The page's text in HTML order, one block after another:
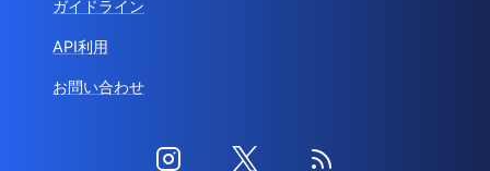
ガイドライン
API利用
お問い合わせ